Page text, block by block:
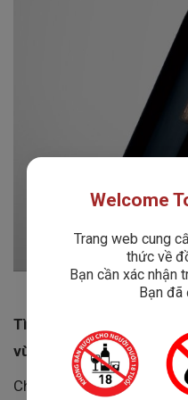
Tìm hiểu về Chateau
vùng Cahors
Chateau Leret Monpezat
Welcome
Trang web cung
thức về
Bạn cần xác nhận
Bạn đã